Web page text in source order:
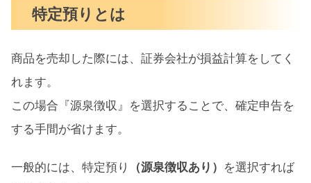
特定預りとは
商品を売却した際には、証券会社が損益計算をしてく
れます。
この場合『源泉徴収』を選択することで、確定申告を
する手間が省けます。
一般的には、特定預り （源泉徴収あり） を選択すれば